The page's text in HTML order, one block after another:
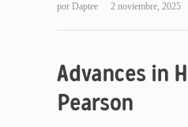
por Daptee 2 noviembre, 2025
Advances in
Pearson